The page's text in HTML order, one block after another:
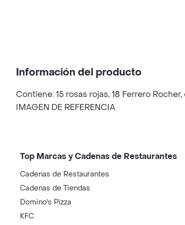
Información del producto
Contiene: 15 rosas rojas, 18 Ferrero
IMAGEN DE REFERENCIA
Top Marcas y Cadenas de Restaurantes
Cadenas de Restaurantes
Cadenas de Tiendas
Domino's Pizza
KFC